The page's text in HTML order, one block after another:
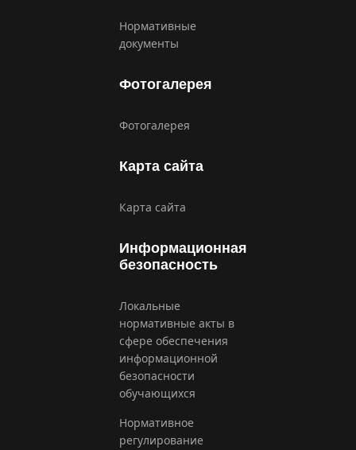
Нормативные
документы
Фотогалерея
Фотогалерея
Карта сайта
Карта сайта
Информационная
безопасность
Локальные
нормативные акты в
сфере обеспечения
информационной
безопасности
обучающихся
Нормативное
регулирование